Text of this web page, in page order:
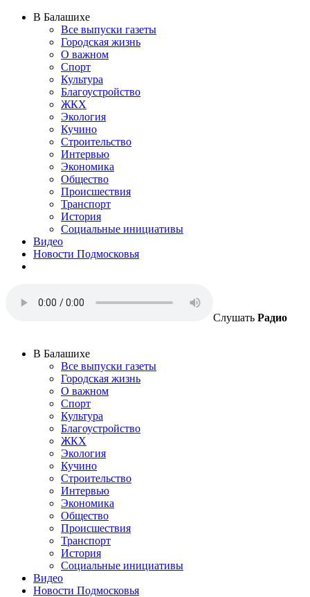
В Балашихе
Все выпуски газеты
Городская жизнь
О важном
Спорт
Культура
Благоустройство
ЖКХ
Экология
Кучино
Строительство
Интервью
Экономика
Общество
Происшествия
Транспорт
История
Социальные инициативы
Видео
Новости Подмосковья
Слушать Радио
В Балашихе
Все выпуски газеты
Городская жизнь
О важном
Спорт
Культура
Благоустройство
ЖКХ
Экология
Кучино
Строительство
Интервью
Экономика
Общество
Происшествия
Транспорт
История
Социальные инициативы
Видео
Новости Подмосковья